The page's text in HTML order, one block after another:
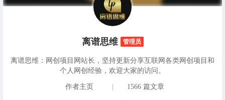
离谱思维 管理员
离谱思维：网创项目网站长，坚持更新分享互联网各类网创项目和
个人网创经验，欢迎大家的访问。
作者主页 1566 篇文章